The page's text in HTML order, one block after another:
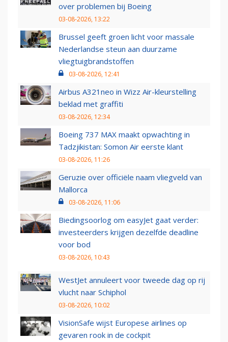
over problemen bij Boeing
03-08-2026, 13:22
Brussel geeft groen licht voor massale
Nederlandse steun aan duurzame
vliegtuigbrandstoffen
03-08-2026, 12:41
Airbus A321neo in Wizz Air-kleurstelling
beklad met graffiti
03-08-2026, 12:34
Boeing 737 MAX maakt opwachting in
Tadzjikistan: Somon Air eerste klant
03-08-2026, 11:26
Geruzie over officiële naam vliegveld van
Mallorca
03-08-2026, 11:06
Biedingsoorlog om easyJet gaat verder:
investeerders krijgen dezelfde deadline
voor bod
03-08-2026, 10:43
WestJet annuleert voor tweede dag op rij
vlucht naar Schiphol
03-08-2026, 10:02
VisionSafe wijst Europese airlines op
gevaren rook in de cockpit